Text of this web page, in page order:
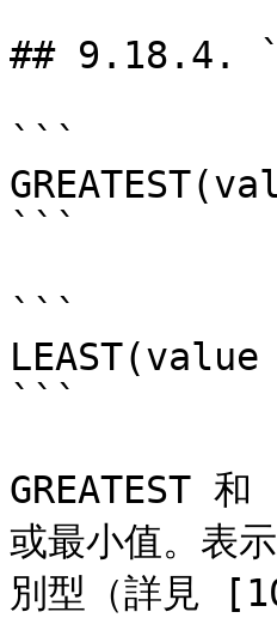
## 9.18.4.
```
```
```
```
GREATEST
或最小值。表
別型（詳見